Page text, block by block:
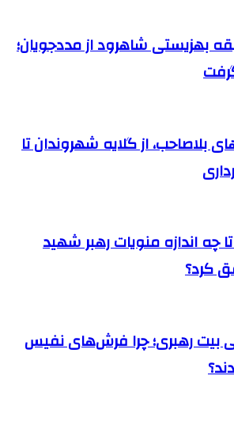
بهزیستی شاهرود از مددجویان؛
بلاصاحب، از گلایه شهروندان تا
چه اندازه منویات رهبر شهید
کرد؟
بیت رهبری؛ چرا فرش‌های نفیس